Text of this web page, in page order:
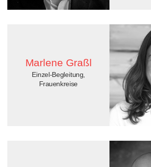
Marlene Graßl
Einzel-Begleitung,
Frauenkreise